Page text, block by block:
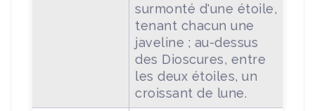
surmonté d'une étoile,
tenant chacun une
javeline ; au-dessus
des Dioscures, entre
les deux étoiles, un
croissant de lune.